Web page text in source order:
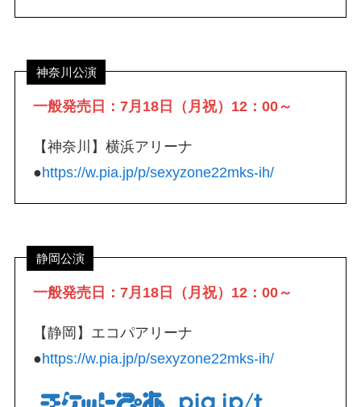
神奈川公演
一般発売日：7月18日（月祝）12：00～
【神奈川】横浜アリーナ
●https://w.pia.jp/p/sexyzone22mks-ih/
静岡公演
一般発売日：7月18日（月祝）12：00～
【静岡】エコパアリーナ
●https://w.pia.jp/p/sexyzone22mks-ih/